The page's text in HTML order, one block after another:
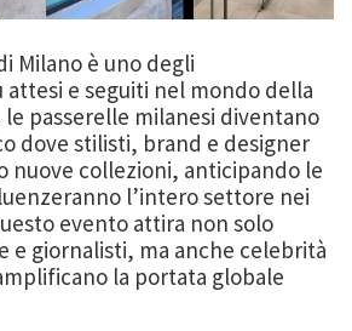
Milano è uno degli
e seguiti nel mondo della
le passerelle milanesi diventano
dove stilisti, brand e designer
nuove collezioni, anticipando le
l’intero settore nei
evento attira non solo
e giornalisti, ma anche celebrità
la portata globale